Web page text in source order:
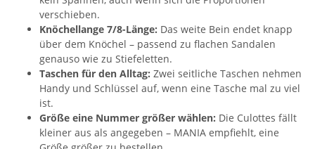
verschieben.
Knöchellange 7/8-Länge: Das weite Bein endet knapp
über dem Knöchel – passend zu flachen Sandalen
genauso wie zu Stiefeletten.
Taschen für den Alltag: Zwei seitliche Taschen nehmen
Handy und Schlüssel auf, wenn eine Tasche mal zu viel
ist.
Größe eine Nummer größer wählen: Die Culottes fällt
kleiner aus als angegeben – MANIA empfiehlt, eine